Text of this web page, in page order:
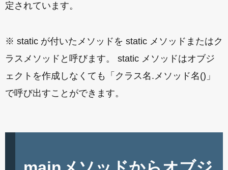
定されています。
※ static が付いたメソッドを static メソッドまたはク
ラスメソッドと呼びます。 static メソッドはオブジ
ェクトを作成しなくても「クラス名.メソッド名()」
で呼び出すことができます。